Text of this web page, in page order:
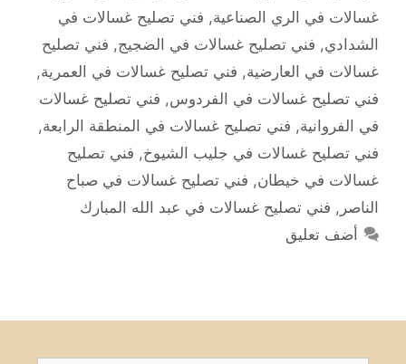
غسالات في الري الصناعية, فني تصليح غسالات في
الشدادي, فني تصليح غسالات في الضجيج, فني تصليح
غسالات في العارضية, فني تصليح غسالات في العمرية,
فني تصليح غسالات في الفردوس, فني تصليح غسالات
في الفروانية, فني تصليح غسالات في المنطقة الرابعة,
فني تصليح غسالات في جليب الشيوخ, فني تصليح
غسالات في خيطان, فني تصليح غسالات في صباح
الناصر , فني تصليح غسالات في عبد الله المبارك
أضف تعليق